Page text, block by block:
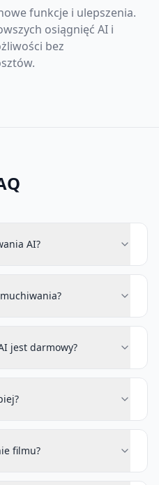
funkcje i ulepszenia.
osiągnięć AI i
bez
AI?
jest darmowy?
filmu?